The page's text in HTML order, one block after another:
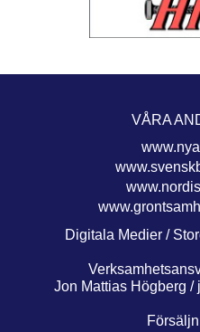
VÅRA
Digitala Medier /
Jon Mattias Högberg /